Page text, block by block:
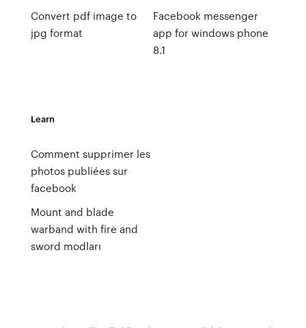
Convert pdf image to
jpg format
Facebook messenger
app for windows phone
8.1
Learn
Comment supprimer les
photos publiées sur
facebook
Mount and blade
warband with fire and
sword modları